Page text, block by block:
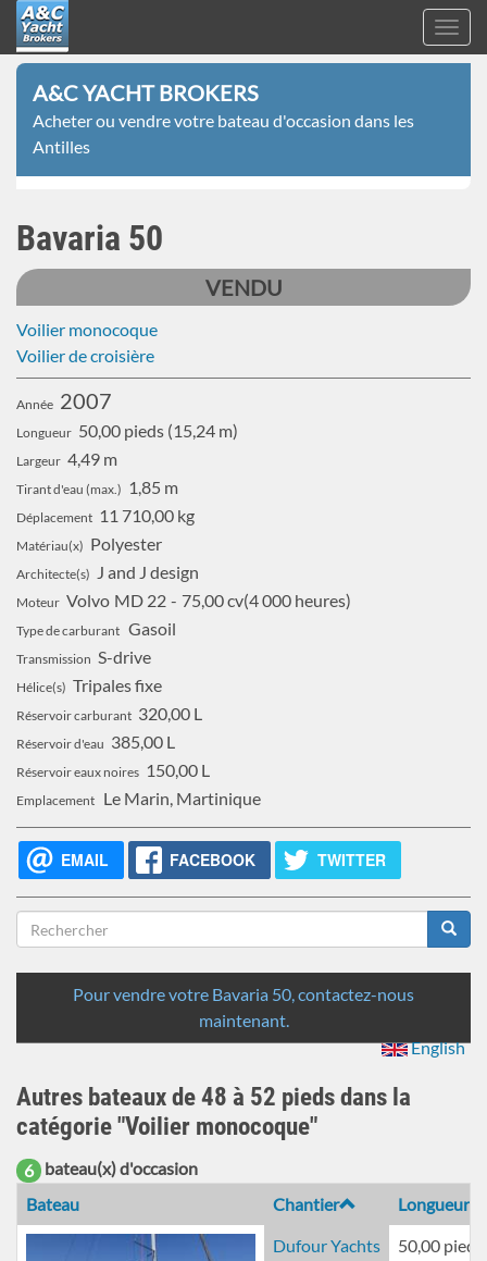
Aller
contenu
principal
A&C
Yacht
Brokers
A&C YACHT BROKERS
Acheter ou vendre votre bateau d'occasion dans les
Antilles
Bavaria 50
VENDU
Voilier monocoque
Voilier de croisière
Année 2007
Longueur 50,00 pieds (15,24 m)
Largeur 4,49 m
Tirant d'eau (max.) 1,85 m
Déplacement 11 710,00 kg
Matériau(x) Polyester
Architecte(s) J and J design
Moteur Volvo MD 22 75,00 cv 4 000 heures
Type de carburant Gasoil
Transmission S-drive
Hélice(s) Tripales fixe
Réservoir carburant 320,00 L
Réservoir d'eau 385,00 L
Réservoir eaux noires 150,00 L
Emplacement Le Marin, Martinique
EMAIL FACEBOOK TWITTER
Formulaire
de
recherchePour vendre votre Bavaria 50, contactez-nous
maintenant.
English
Autres bateaux de 48 à 52 pieds dans la
catégorie "Voilier monocoque"
6 bateau(x) d'occasion
Bateau
Chantier Longueur
Dufour Yachts 50,00 pieds